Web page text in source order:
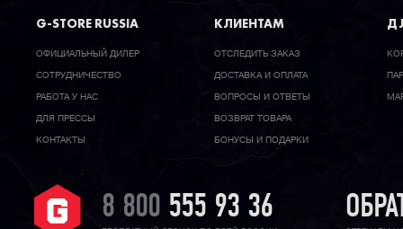
G-STORE RUSSIA
ОФИЦИАЛЬНЫЙ ДИЛЕР
CОТРУДНИЧЕСТВО
РАБОТА У НАС
ДЛЯ ПРЕССЫ
КОНТАКТЫ
КЛИЕНТАМ
ОТСЛЕДИТЬ ЗАКАЗ
ДОСТАВКА И ОПЛАТА
ВОПРОСЫ И ОТВЕТЫ
ВОЗВРАТ ТОВАРА
БОНУСЫ И ПОДАРКИ
8 800 555 93 36